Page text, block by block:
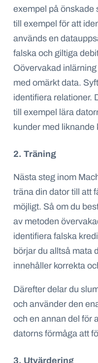
exempel på önskade
till exempel för att
används en
falska och giltiga
Oövervakad
med omärkt data.
identifiera relationer.
till exempel lära
kunder med liknande
2. Träning
Nästa steg inom
träna din dator till att
möjligt. Så om du
av metoden
identifiera falska
börjar du alltså mata
innehåller korrekta
Därefter delar du
och använder den
och en annan del för
datorns förmåga att
3. Utvärdering